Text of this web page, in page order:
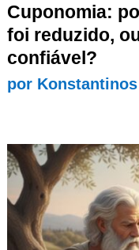
Cuponomia:
foi reduzido,
confiável?
por Konstantinos